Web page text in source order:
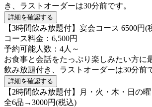
き、ラストオーダーは30分前です。
詳細を確認する
【3時間飲み放題付】宴会コース 6500円(
コース料金：6,500円
予約可能人数：4人～
お食事と会話をたっぷり楽しみたい方に
飲み放題付き、ラストオーダーは30分前
詳細を確認する
【2時間飲み放題付】月・火・木・日の
全6品→3000円(税込)